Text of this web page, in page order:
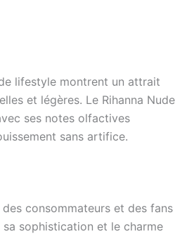
lifestyle montrent un attrait
et légères. Le Rihanna Nude
ses notes olfactives
sans artifice.
consommateurs et des fans
sophistication et le charme